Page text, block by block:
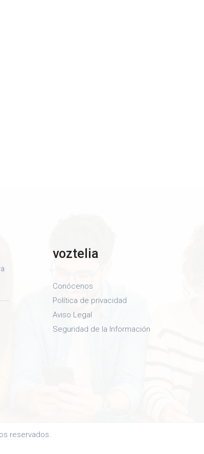
voztelia
Conócenos
Política de privacidad
Aviso Legal
Seguridad de la Información
reservados.